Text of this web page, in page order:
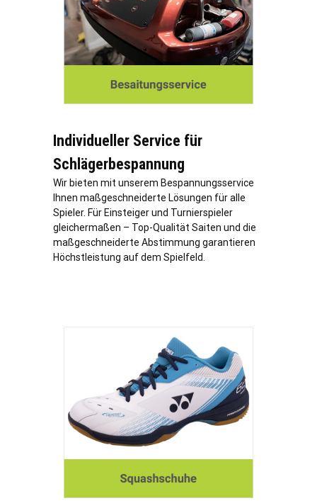
Individueller Service für
Schlägerbespannung
Wir bieten mit unserem Bespannungsservice
Ihnen maßgeschneiderte Lösungen für alle
Spieler. Für Einsteiger und Turnierspieler
gleichermaßen – Top-Qualität Saiten und die
maßgeschneiderte Abstimmung garantieren
Höchstleistung auf dem Spielfeld.